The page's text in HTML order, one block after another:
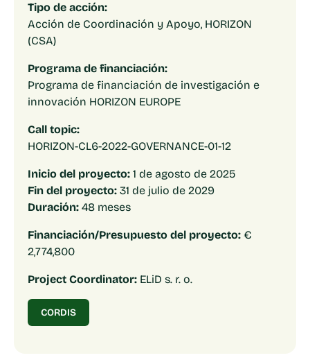
Tipo de acción:
Acción de Coordinación y Apoyo, HORIZON
(CSA)
Programa de financiación:
Programa de financiación de investigación e
innovación HORIZON EUROPE
Call topic:
HORIZON-CL6-2022-GOVERNANCE-01-12
Inicio del proyecto: 1 de agosto de 2025
Fin del proyecto: 31 de julio de 2029
Duración: 48 meses
Financiación/Presupuesto del proyecto: €
2,774,800
Project Coordinator: ELiD s. r. o.
CORDIS